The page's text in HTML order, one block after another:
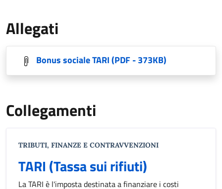
Allegati
Bonus sociale TARI(PDF - 373KB)
Collegamenti
TRIBUTI, FINANZE E CONTRAVVENZIONI
TARI (Tassa sui rifiuti)
La TARI è l'imposta destinata a finanziare i costi